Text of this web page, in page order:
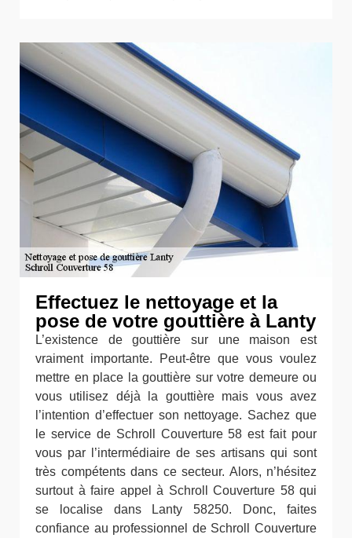
Effectuez le nettoyage et la
pose de votre gouttière à Lanty
L’existence de gouttière sur une maison est
vraiment importante. Peut-être que vous voulez
mettre en place la gouttière sur votre demeure ou
vous utilisez déjà la gouttière mais vous avez
l’intention d’effectuer son nettoyage. Sachez que
le service de Schroll Couverture 58 est fait pour
vous par l’intermédiaire de ses artisans qui sont
très compétents dans ce secteur. Alors, n’hésitez
surtout à faire appel à Schroll Couverture 58 qui
se localise dans Lanty 58250. Donc, faites
confiance au professionnel de Schroll Couverture